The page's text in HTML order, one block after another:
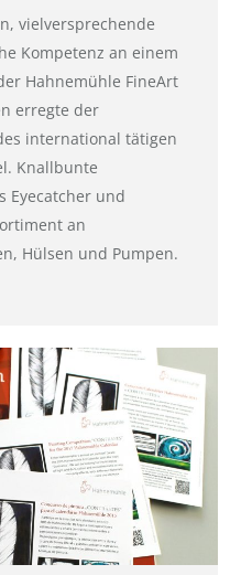
vielversprechende
Kompetenz an einem
Hahnemühle FineArt
erregte der
international tätigen
Knallbunte
Eyecatcher und
an
Hülsen und Pumpen.